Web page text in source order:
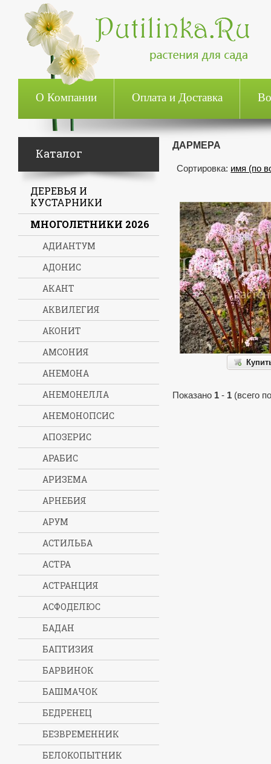
О Компании Оплата и Доставка
ДАРМЕРА
Сортировка: имя (по
Показано 1 - 1 (всего
Каталог
ДЕРЕВЬЯ И
КУСТАРНИКИ
МНОГОЛЕТНИКИ 2026
АДИАНТУМ
АДОНИС
АКАНТ
АКВИЛЕГИЯ
АКОНИТ
АМСОНИЯ
АНЕМОНА
АНЕМОНЕЛЛА
АНЕМОНОПСИС
АПОЗЕРИС
АРАБИС
АРИЗЕМА
АРНЕБИЯ
АРУМ
АСТИЛЬБА
АСТРА
АСТРАНЦИЯ
АСФОДЕЛЮС
БАДАН
БАПТИЗИЯ
БАРВИНОК
БАШМАЧОК
БЕДРЕНЕЦ
БЕЗВРЕМЕННИК
БЕЛОКОПЫТНИК